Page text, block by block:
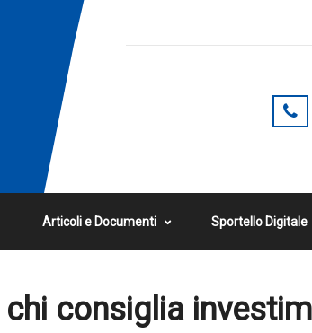
Articoli e Documenti Sportello Digitale
chi consiglia